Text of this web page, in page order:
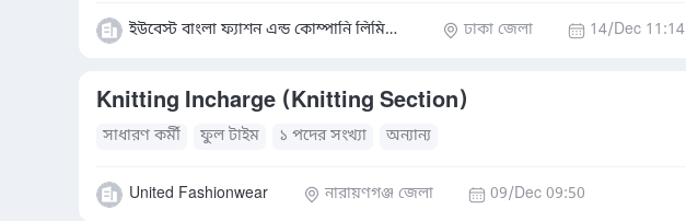
ইউবেস্ট বাংলা ফ্যাশন এন্ড কোম্পানি লিমিটেড ঢাকা জেলা 14/Dec 11:14
Knitting Incharge (Knitting Section)
সাধারণ কর্মী ফুল টাইম ১ পদের সংখ্যা অন্যান্য
United Fashionwear নারায়ণগঞ্জ জেলা 09/Dec 09:50